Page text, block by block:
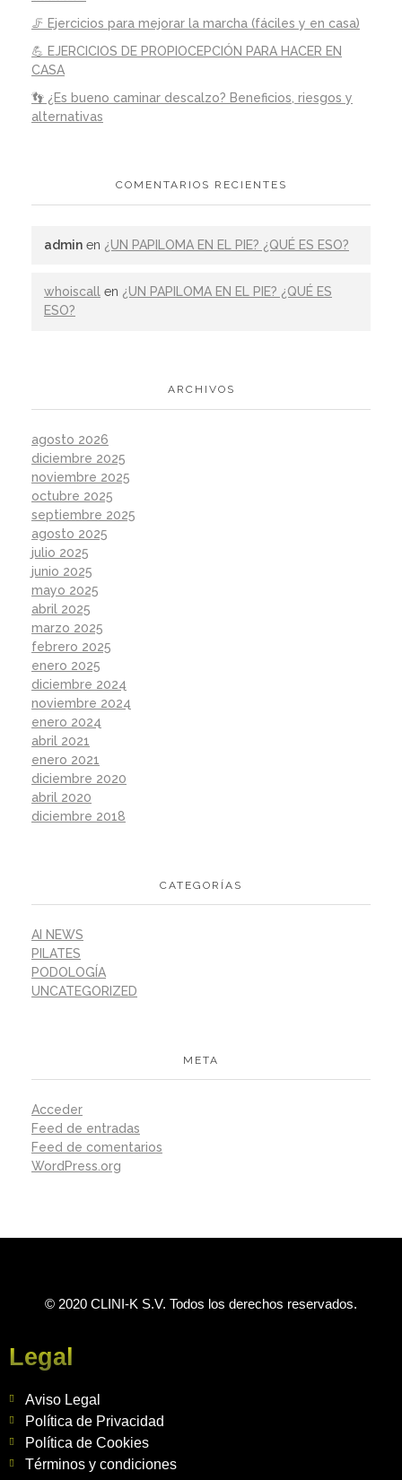
🦵 Ejercicios para mejorar la marcha (fáciles y en casa)
💪 EJERCICIOS DE PROPIOCEPCIÓN PARA HACER EN
CASA
👣 ¿Es bueno caminar descalzo? Beneficios, riesgos y
alternativas
COMENTARIOS RECIENTES
admin en ¿UN PAPILOMA EN EL PIE? ¿QUÉ ES ESO?
whoiscall en ¿UN PAPILOMA EN EL PIE? ¿QUÉ ES
ESO?
ARCHIVOS
agosto 2026
diciembre 2025
noviembre 2025
octubre 2025
septiembre 2025
agosto 2025
julio 2025
junio 2025
mayo 2025
abril 2025
marzo 2025
febrero 2025
enero 2025
diciembre 2024
noviembre 2024
enero 2024
abril 2021
enero 2021
diciembre 2020
abril 2020
diciembre 2018
CATEGORÍAS
AI NEWS
PILATES
PODOLOGÍA
UNCATEGORIZED
META
Acceder
Feed de entradas
Feed de comentarios
WordPress.org
© 2020 CLINI-K S.V. Todos los derechos reservados.
Legal
Aviso Legal
Política de Privacidad
Política de Cookies
Términos y condiciones